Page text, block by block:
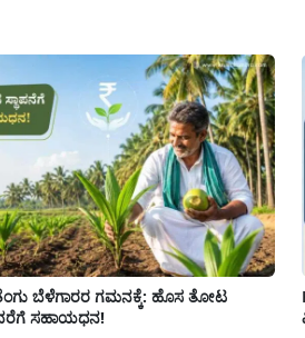
ಬೆಳೆಗಾರರ ಗಮನಕ್ಕೆ: ಹೊಸ ತೋಟ
ವರೆಗೆ ಸಹಾಯಧನ!